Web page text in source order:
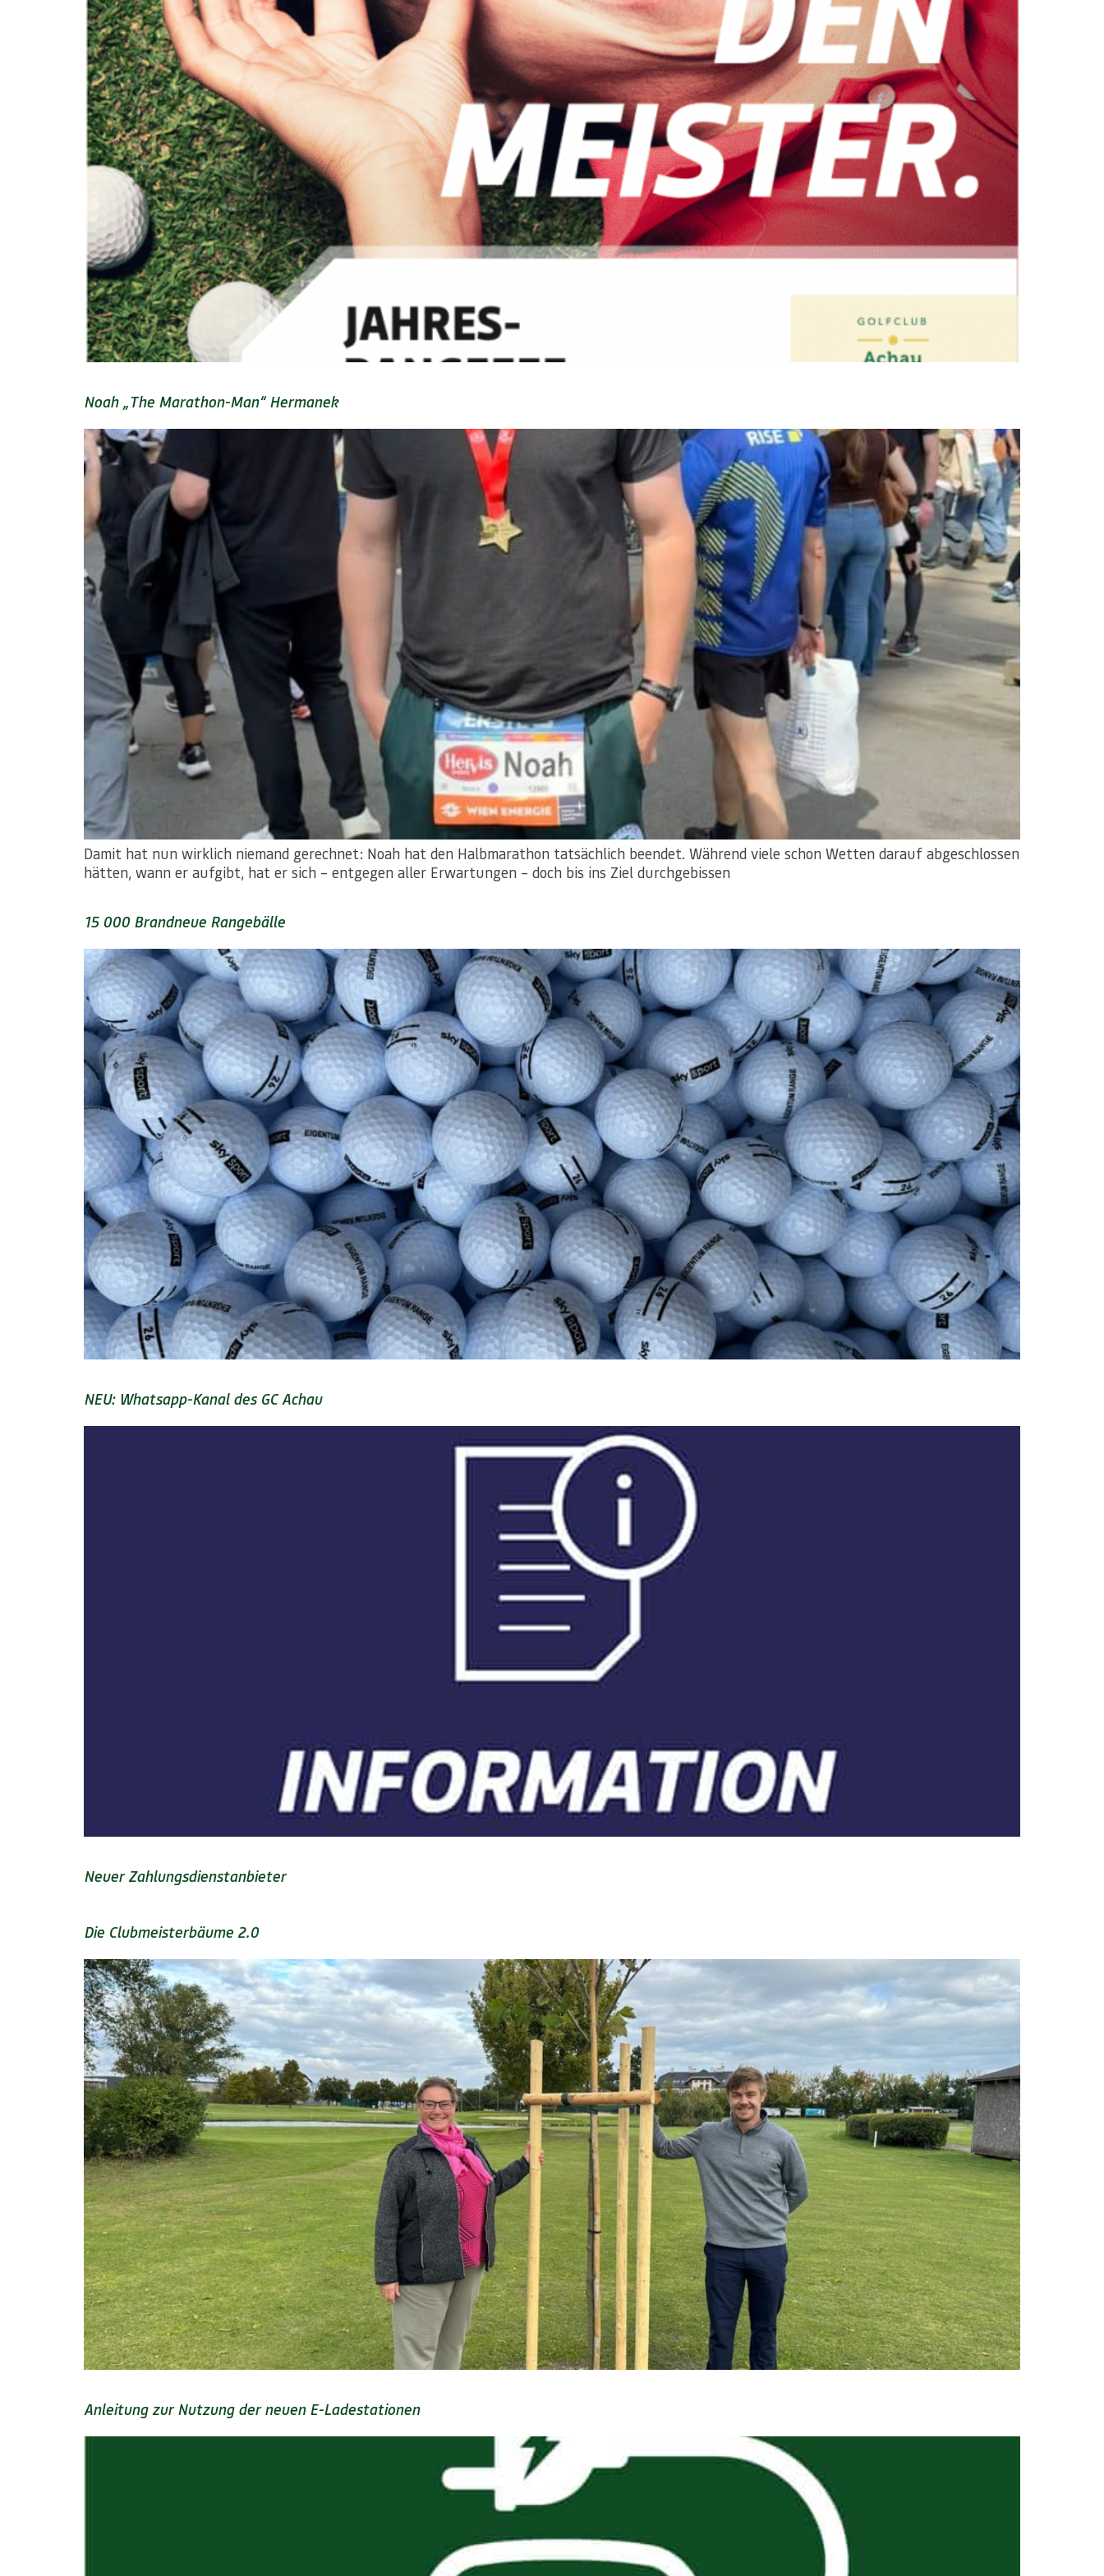
Noah „The Marathon-Man“ Hermanek
Damit hat nun wirklich niemand gerechnet: Noah hat den Halbmarathon tatsächlich beendet. Während viele schon Wetten darauf abgeschlossen
hätten, wann er aufgibt, hat er sich – entgegen aller Erwartungen – doch bis ins Ziel durchgebissen
15 000 Brandneue Rangebälle
NEU: Whatsapp-Kanal des GC Achau
Neuer Zahlungsdienstanbieter
Die Clubmeisterbäume 2.0
Anleitung zur Nutzung der neuen E-Ladestationen